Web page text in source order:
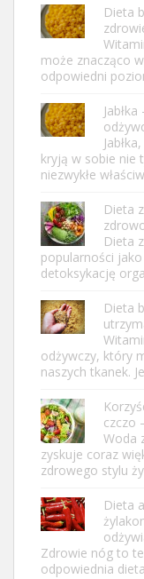
Dieta
może znacząco
odpowiedni
kryją w sobie nie
niezwykłe
Dieta
Dieta
popularności
detoksykację
Dieta
odżywczy, który
naszych tkanek.
czczo
Woda
zyskuje coraz
zdrowego stylu
Dieta
Zdrowie nóg to
odpowiednia